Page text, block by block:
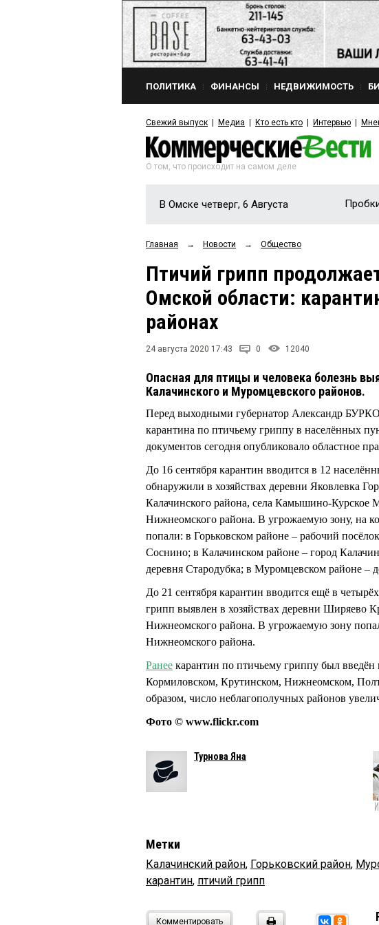
ПОЛИТИКА ФИНАНСЫ НЕДВИЖИМОСТЬ
Свежий выпуск Медиа Кто есть кто Интервью
О том, что происходит на самом деле
В Омске четверг, 6 Августа
Главная → Новости → Общество
Птичий грипп
Омской области:
районах
24 августа 2020 17:43 0 12040
Опасная для птицы и человека болезнь
Калачинского и Муромцевского районов.
Перед выходными губернатор Александр
карантина по птичьему гриппу в населённых
документов сегодня опубликовало областное
До 16 сентября карантин вводится в 12
обнаружили в хозяйствах деревни Яковлевка
Калачинского района, села Камышино-Курское
Нижнеомского района. В угрожаемую зону, на
попали: в Горьковском районе – рабочий
Соснино; в Калачинском районе – город
деревня Стародубка; в Муромцевском районе
До 21 сентября карантин вводится ещё в
грипп выявлен в хозяйствах деревни Ширяево
Нижнеомского района. В угрожаемую зону
Нижнеомского района.
Ранее карантин по птичьему гриппу был
Кормиловском, Крутинском, Нижнеомском,
образом, число неблагополучных районов
Фото © www.flickr.com
Турнова Яна
Метки
Калачинский район, Горьковский район,
карантин, птичий грипп
Комментировать